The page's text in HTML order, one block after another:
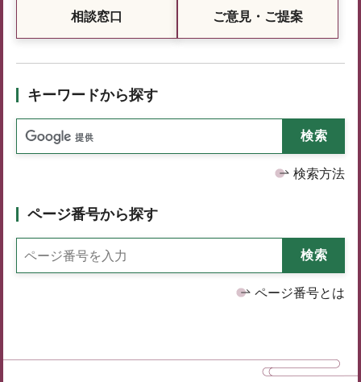
相談窓口 ご意見・ご提案
キーワードから探す
検索方法
ページ番号から探す
ページ番号とは